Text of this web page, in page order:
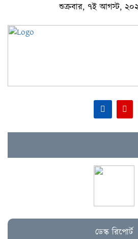
শুক্রবার, ৭ই আগস্ট, ২০২৬
ডেস্ক রিপোর্ট